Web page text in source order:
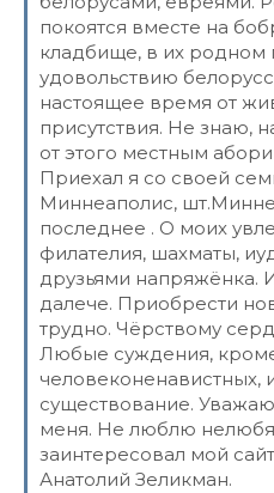
покоятся вместе на
кладбище, в их родном
удовольствию
настоящее время от
присутствия. Не знаю,
от этого местным
Приехал я со своей
Миннеаполис,
последнее . О моих
филателия, шахматы,
друзьями напряжёнка.
далече. Приобрести
трудно. Чёрствому
Любые суждения,
человеконенавистных,
существование.
меня. Не люблю
заинтересовал мой
Анатолий Зеликман.